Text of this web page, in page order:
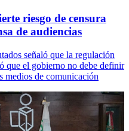
riesgo de censura
de audiencias
señaló que la regulación
que el gobierno no debe definir
medios de comunicación